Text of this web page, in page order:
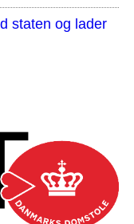
staten og lader